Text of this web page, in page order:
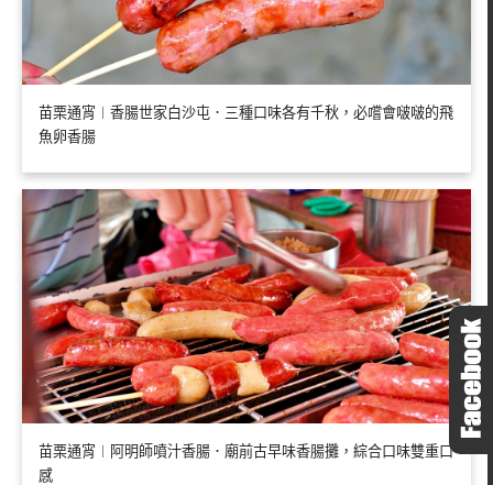
苗栗通宵︱香腸世家白沙屯．三種口味各有千秋，必嚐會啵啵的飛
魚卵香腸
苗栗通宵︱阿明師噴汁香腸．廟前古早味香腸攤，綜合口味雙重口
感